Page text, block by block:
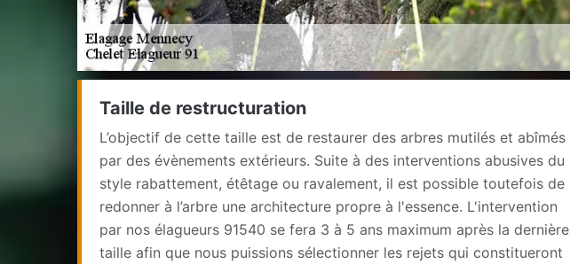
Taille de restructuration
L’objectif de cette taille est de restaurer des arbres mutilés et abîmés
par des évènements extérieurs. Suite à des interventions abusives du
style rabattement, étêtage ou ravalement, il est possible toutefois de
redonner à l’arbre une architecture propre à l'essence. L'intervention
par nos élagueurs 91540 se fera 3 à 5 ans maximum après la dernière
taille afin que nous puissions sélectionner les rejets qui constitueront